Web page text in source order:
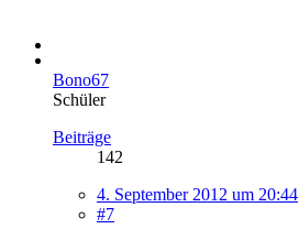
Bono67
Schüler
Beiträge
142
4. September 2012 um 20:44
#7